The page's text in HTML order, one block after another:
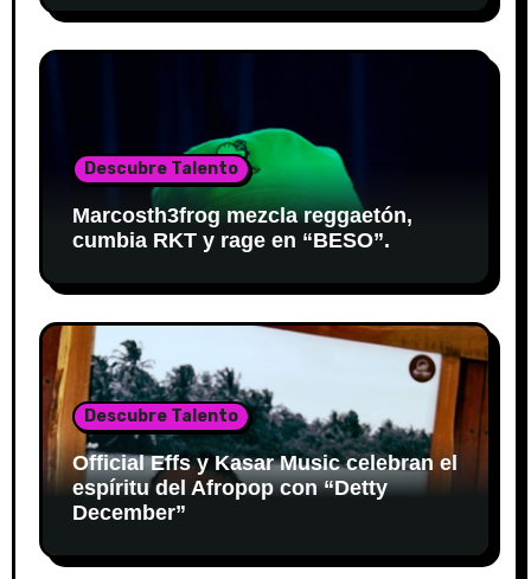
Descubre Talento
Marcosth3frog mezcla reggaetón,
cumbia RKT y rage en “BESO”.
Descubre Talento
Official Effs y Kasar Music celebran el
espíritu del Afropop con “Detty
December”